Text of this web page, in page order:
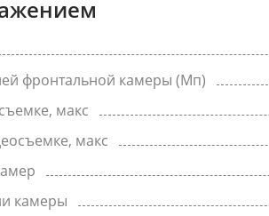
фронтальной камеры (Мп)
макс
макс
камеры